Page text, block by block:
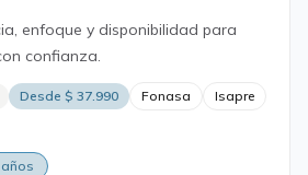
enfoque y disponibilidad para
confianza.
Desde $ 37.990 Fonasa
Isapre